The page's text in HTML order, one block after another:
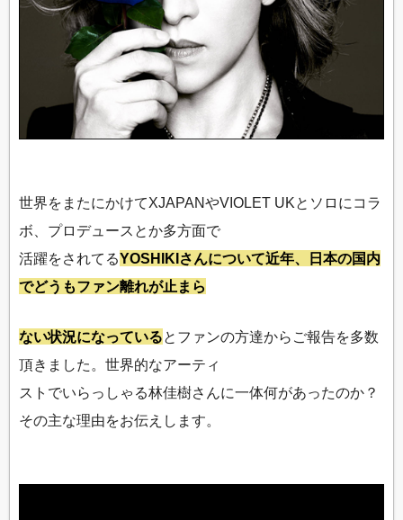
世界をまたにかけてXJAPANやVIOLET UKとソロにコラ
ボ、プロデュースとか多方面で
活躍をされてるYOSHIKIさんについて近年、日本の国内
でどうもファン離れが止まら
ない状況になっているとファンの方達からご報告を多数
頂きました。世界的なアーティ
ストでいらっしゃる林佳樹さんに一体何があったのか？
その主な理由をお伝えします。